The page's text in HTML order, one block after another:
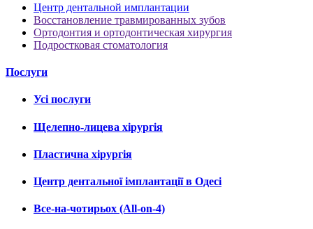
Центр дентальной имплантации
Восстановление травмированных зубов
Ортодонтия и ортодонтическая хирургия
Подростковая стоматология
Послуги
Усі послуги
Щелепно-лицева хірургія
Пластична хірургія
Центр дентальної імплантації в Одесі
Все-на-чотирьох (All-on-4)